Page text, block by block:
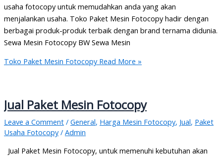
usaha fotocopy untuk memudahkan anda yang akan
menjalankan usaha. Toko Paket Mesin Fotocopy hadir dengan
berbagai produk-produk terbaik dengan brand ternama didunia.
Sewa Mesin Fotocopy BW Sewa Mesin
Toko Paket Mesin FotocopyRead More »
Jual Paket Mesin Fotocopy
Leave a Comment / General, Harga Mesin Fotocopy, Jual, Paket
Usaha Fotocopy/ Admin
Jual Paket Mesin Fotocopy, untuk memenuhi kebutuhan akan